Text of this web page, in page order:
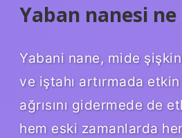
Yaban nanesi ne
Yabani nane, mide
ve iştahı artırmada
ağrısını gidermede de
hem eski zamanlarda